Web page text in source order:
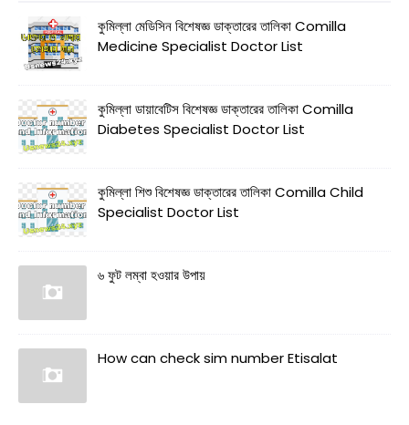
কুমিল্লা মেডিসিন বিশেষজ্ঞ ডাক্তারের তালিকা Comilla
Medicine Specialist Doctor List
কুমিল্লা ডায়াবেটিস বিশেষজ্ঞ ডাক্তারের তালিকা Comilla
Diabetes Specialist Doctor List
কুমিল্লা শিশু বিশেষজ্ঞ ডাক্তারের তালিকা Comilla Child
Specialist Doctor List
৬ ফুট লম্বা হওয়ার উপায়
How can check sim number Etisalat